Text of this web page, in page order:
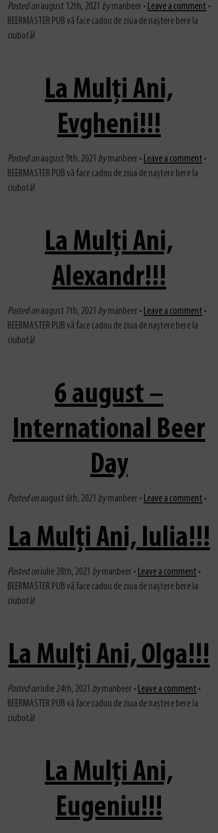
Posted onaugust 12th, 2021 bymanbeer • Leave a comment •
BEERMASTER PUB vă face cadou de ziua de naștere bere la
ciubotă!
La Mulți Ani,
Evgheni!!!
Posted onaugust 9th, 2021 bymanbeer • Leave a comment •
BEERMASTER PUB vă face cadou de ziua de naștere bere la
ciubotă!
La Mulți Ani,
Alexandr!!!
Posted onaugust 7th, 2021 bymanbeer • Leave a comment •
BEERMASTER PUB vă face cadou de ziua de naștere bere la
ciubotă!
6 august –
International Beer
Day
Posted onaugust 6th, 2021 bymanbeer • Leave a comment •
La Mulți Ani, Iulia!!!
Posted oniulie 28th, 2021 bymanbeer • Leave a comment •
BEERMASTER PUB vă face cadou de ziua de naștere bere la
ciubotă!
La Mulți Ani, Olga!!!
Posted oniulie 24th, 2021 bymanbeer • Leave a comment •
BEERMASTER PUB vă face cadou de ziua de naștere bere la
ciubotă!
La Mulți Ani,
Eugeniu!!!